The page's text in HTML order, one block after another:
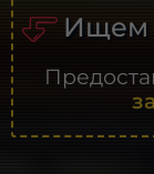
Ищем